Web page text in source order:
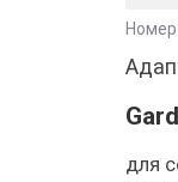
для